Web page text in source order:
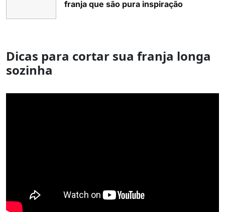
franja que são pura inspiração
Dicas para cortar sua franja longa
sozinha